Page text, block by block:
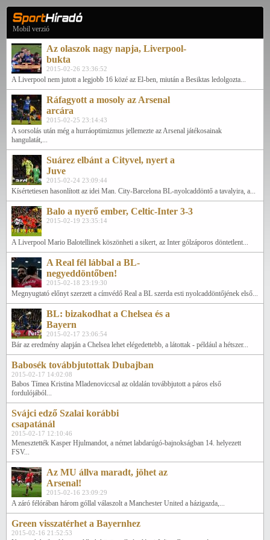
Mobil verzió
Az olaszok nagy napja, Liverpool-
bukta
2015-02-26 23:36:52
A Liverpool nem jutott a legjobb 16 közé az El-ben, miután a Besiktas ledolgozta...
Ráfagyott a mosoly az Arsenal
arcára
2015-02-25 23:14:43
A sorsolás után még a hurráoptimizmus jellemezte az Arsenal játékosainak
hangulatát,...
Suárez elbánt a Cityvel, nyert a
Juve
2015-02-24 23:09:44
Kísértetiesen hasonlított az idei Man. City-Barcelona BL-nyolcaddöntő a tavalyira, a...
Balo a nyerő ember, Celtic-Inter 3-3
2015-02-19 23:35:14
A Liverpool Mario Balotellinek köszönheti a sikert, az Inter gólzáporos döntetlent...
A Real fél lábbal a BL-
negyeddöntőben!
2015-02-18 23:19:30
Megnyugtató előnyt szerzett a címvédő Real a BL szerda esti nyolcaddöntőjének első...
BL: bizakodhat a Chelsea és a
Bayern
2015-02-17 23:06:54
Bár az eredmény alapján a Chelsea lehet elégedettebb, a látottak - például a hétszer...
Babosék továbbjutottak Dubajban
2015-02-17 14:02:08
Babos Tímea Kristina Mladenoviccsal az oldalán továbbjutott a páros első
fordulójából...
Svájci edző Szalai korábbi
csapatánál
2015-02-17 12:10:46
Menesztették Kasper Hjulmandot, a német labdarúgó-bajnokságban 14. helyezett
FSV...
Az MU állva maradt, jöhet az
Arsenal!
2015-02-16 23:09:29
A záró félórában három góllal válaszolt a Manchester United a házigazda,...
Green visszatérhet a Bayernhez
2015-02-16 21:52:53